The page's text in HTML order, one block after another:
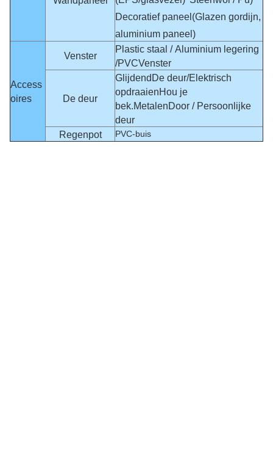
Decoratief paneel (Glazen gordijn,
aluminium paneel)
Access
oires
Venster
Plastic staal / Aluminium legering
/PVCVenster
De deur
Glijdend De deur/Elektrisch
opdraaienHou je
bek.MetalenDoor / Persoonlijke
deur
Regenpot
PVC-buis